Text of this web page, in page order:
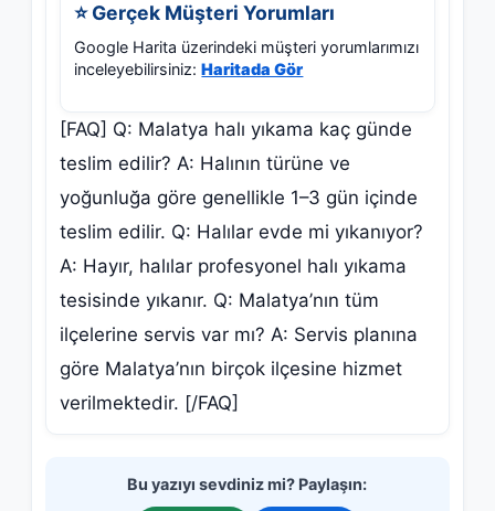
⭐ Gerçek Müşteri Yorumları
Google Harita üzerindeki müşteri yorumlarımızı
inceleyebilirsiniz:Haritada Gör
[FAQ] Q: Malatya halı yıkama kaç günde
teslim edilir? A: Halının türüne ve
yoğunluğa göre genellikle 1–3 gün içinde
teslim edilir. Q: Halılar evde mi yıkanıyor?
A: Hayır, halılar profesyonel halı yıkama
tesisinde yıkanır. Q: Malatya’nın tüm
ilçelerine servis var mı? A: Servis planına
göre Malatya’nın birçok ilçesine hizmet
verilmektedir. [/FAQ]
Bu yazıyı sevdiniz mi? Paylaşın: